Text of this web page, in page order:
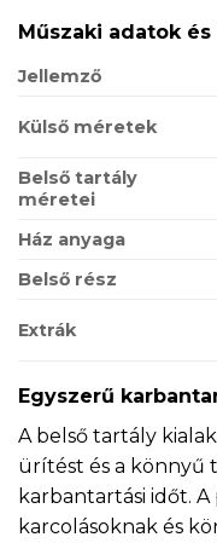
Műszaki adatok
Jellemző
Külső méretek
Belső tartály
méretei
Ház anyaga
Belső rész
Extrák
Egyszerű
A belső tartály
ürítést és a könnyű
karbantartási időt.
karcolásoknak és